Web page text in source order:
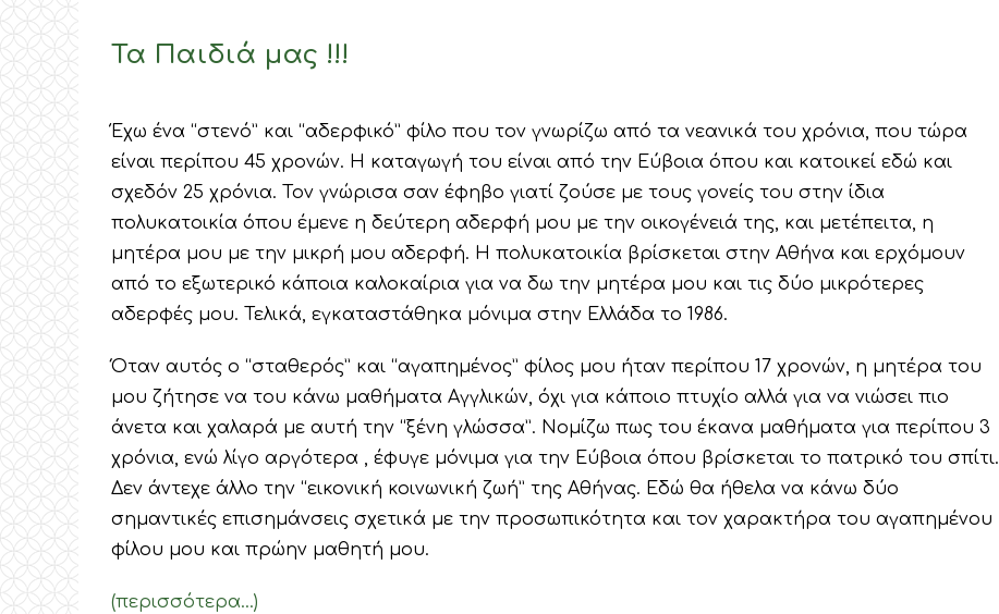
Τα Παιδιά μας !!!
Έχω ένα “στενό” και “αδερφικό” φίλο που τον γνωρίζω από τα νεανικά του χρόνια, που τώρα
είναι περίπου 45 χρονών. Η καταγωγή του είναι από την Εύβοια όπου και κατοικεί εδώ και
σχεδόν 25 χρόνια. Τον γνώρισα σαν έφηβο γιατί ζούσε με τους γονείς του στην ίδια
πολυκατοικία όπου έμενε η δεύτερη αδερφή μου με την οικογένειά της, και μετέπειτα, η
μητέρα μου με την μικρή μου αδερφή. Η πολυκατοικία βρίσκεται στην Αθήνα και ερχόμουν
από το εξωτερικό κάποια καλοκαίρια για να δω την μητέρα μου και τις δύο μικρότερες
αδερφές μου. Τελικά, εγκαταστάθηκα μόνιμα στην Ελλάδα το 1986.
Όταν αυτός ο “σταθερός” και “αγαπημένος” φίλος μου ήταν περίπου 17 χρονών, η μητέρα του
μου ζήτησε να του κάνω μαθήματα Αγγλικών, όχι για κάποιο πτυχίο αλλά για να νιώσει πιο
άνετα και χαλαρά με αυτή την “ξένη γλώσσα”. Νομίζω πως του έκανα μαθήματα για περίπου 3
χρόνια, ενώ λίγο αργότερα , έφυγε μόνιμα για την Εύβοια όπου βρίσκεται το πατρικό του σπίτι.
Δεν άντεχε άλλο την “εικονική κοινωνική ζωή” της Αθήνας. Εδώ θα ήθελα να κάνω δύο
σημαντικές επισημάνσεις σχετικά με την προσωπικότητα και τον χαρακτήρα του αγαπημένου
φίλου μου και πρώην μαθητή μου.
(περισσότερα…)